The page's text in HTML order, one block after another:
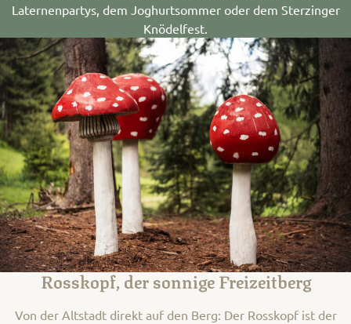
Laternenpartys, dem Joghurtsommer oder dem Sterzinger
Knödelfest.
Rosskopf, der sonnige Freizeitberg
Von der Altstadt direkt auf den Berg: Der Rosskopf ist der